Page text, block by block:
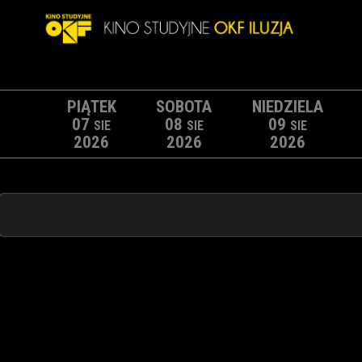
PIĄTEK
07 SIE
2026
SOBOTA
08 SIE
2026
NIEDZIELA
09 SIE
2026